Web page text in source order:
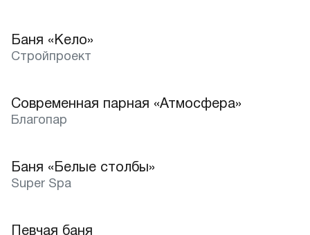
Лучшее
Баня «Кело»
Стройпроект
Современная парная «Атмосфера»
Благопар
Лучшее
Баня «Белые столбы»
Super Spa
Певчая баня